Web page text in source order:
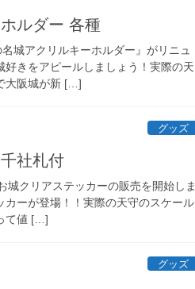
ルダー 各種
城アクリルキーホルダー』がリニュ
きをアピールしましょう！実際の天
大阪城が新 […]
グッズ
社札付
城クリアステッカーの販売を開始しま
カーが登場！！実際の天守のスケール
て値 […]
グッズ